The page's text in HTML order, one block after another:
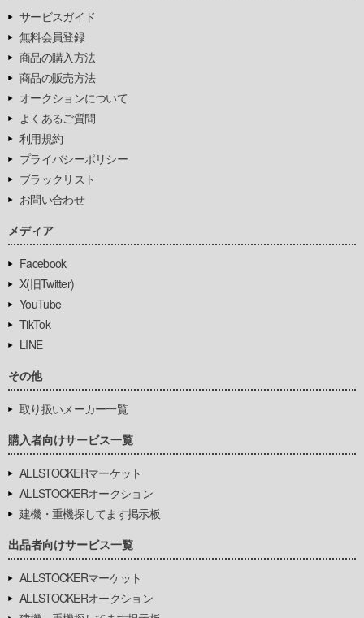
サービスガイド
無料会員登録
商品の購入方法
商品の販売方法
オークションについて
よくあるご質問
利用規約
プライバシーポリシー
ブラックリスト
お問い合わせ
メディア
Facebook
X(旧Twitter)
YouTube
TikTok
LINE
その他
取り扱いメーカー一覧
購入者向けサービス一覧
ALLSTOCKERマーケット
ALLSTOCKERオークション
建機・重機探してます掲示板
出品者向けサービス一覧
ALLSTOCKERマーケット
ALLSTOCKERオークション